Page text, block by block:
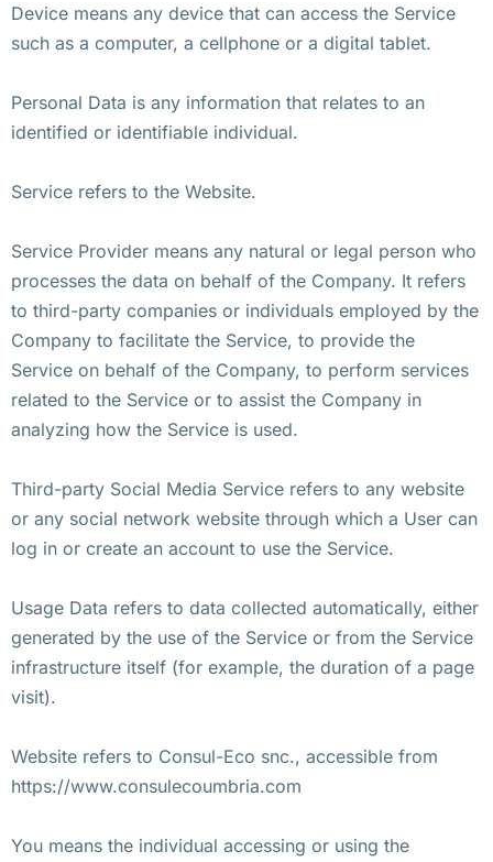
Device means any device that can access the Service
such as a computer, a cellphone or a digital tablet.
Personal Data is any information that relates to an
identified or identifiable individual.
Service refers to the Website.
Service Provider means any natural or legal person who
processes the data on behalf of the Company. It refers
to third-party companies or individuals employed by the
Company to facilitate the Service, to provide the
Service on behalf of the Company, to perform services
related to the Service or to assist the Company in
analyzing how the Service is used.
Third-party Social Media Service refers to any website
or any social network website through which a User can
log in or create an account to use the Service.
Usage Data refers to data collected automatically, either
generated by the use of the Service or from the Service
infrastructure itself (for example, the duration of a page
visit).
Website refers to Consul-Eco snc., accessible from
https://www.consulecoumbria.com
You means the individual accessing or using the